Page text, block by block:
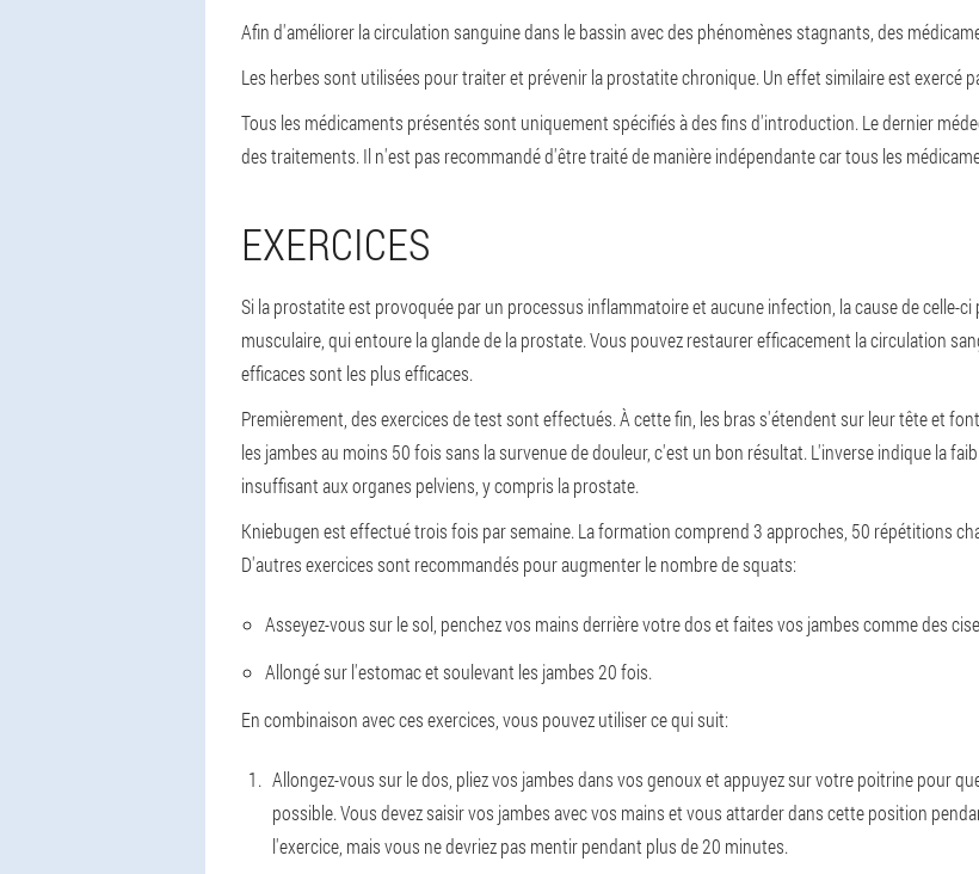
Afin d'améliorer la circulation sanguine dans le bassin avec des phénomènes stagnants, des
Les herbes sont utilisées pour traiter et prévenir la prostatite chronique. Un effet similaire est exercé
Tous les médicaments présentés sont uniquement spécifiés à des fins d'introduction. Le dernier
des traitements. Il n'est pas recommandé d'être traité de manière indépendante car tous les
EXERCICES
Si la prostatite est provoquée par un processus inflammatoire et aucune infection, la cause de celle-
musculaire, qui entoure la glande de la prostate. Vous pouvez restaurer efficacement la circulation
efficaces sont les plus efficaces.
Premièrement, des exercices de test sont effectués. À cette fin, les bras s'étendent sur leur tête et
les jambes au moins 50 fois sans la survenue de douleur, c'est un bon résultat. L'inverse indique la
insuffisant aux organes pelviens, y compris la prostate.
Kniebugen est effectué trois fois par semaine. La formation comprend 3 approches, 50 répétitions
D'autres exercices sont recommandés pour augmenter le nombre de squats:
Asseyez-vous sur le sol, penchez vos mains derrière votre dos et faites vos jambes comme des
Allongé sur l'estomac et soulevant les jambes 20 fois.
En combinaison avec ces exercices, vous pouvez utiliser ce qui suit:
Allongez-vous sur le dos, pliez vos jambes dans vos genoux et appuyez sur votre poitrine pour
possible. Vous devez saisir vos jambes avec vos mains et vous attarder dans cette position
l'exercice, mais vous ne devriez pas mentir pendant plus de 20 minutes.